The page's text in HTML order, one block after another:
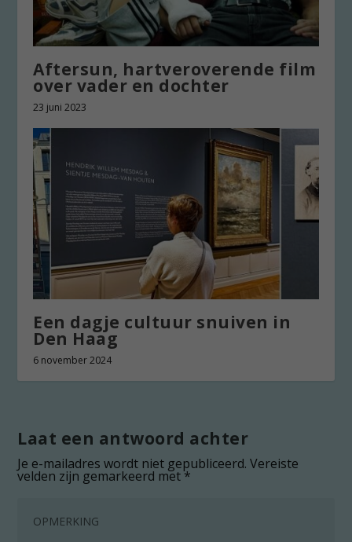
Aftersun, hartveroverende film
over vader en dochter
23 juni 2023
Een dagje cultuur snuiven in
Den Haag
6 november 2024
Laat een antwoord achter
Je e-mailadres wordt niet gepubliceerd. Vereiste
velden zijn gemarkeerd met*